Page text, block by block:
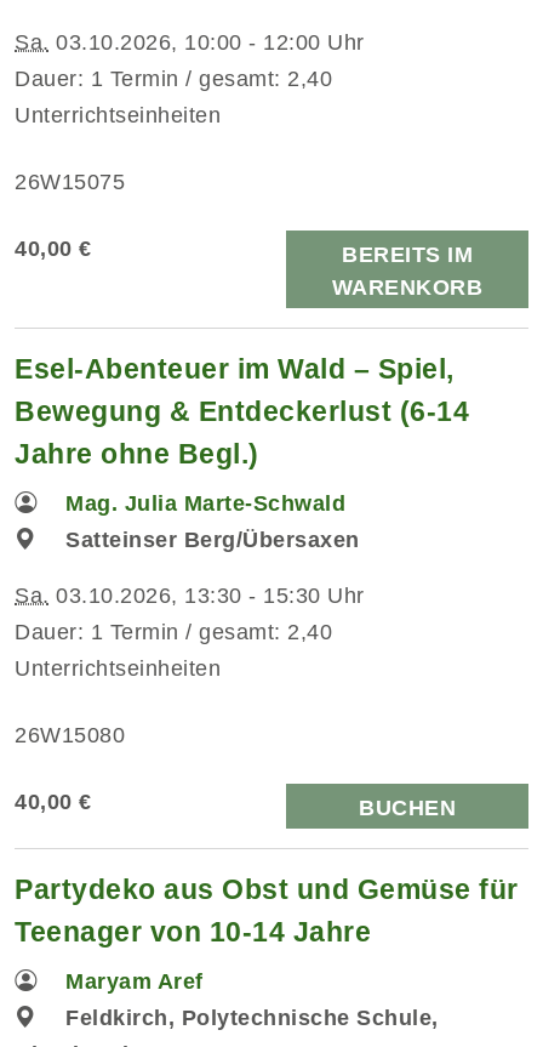
Sa. 03.10.2026, 10:00 - 12:00 Uhr
Dauer: 1 Termin / gesamt: 2,40
Unterrichtseinheiten
26W15075
40,00 €
BEREITS IM
WARENKORB
Esel-Abenteuer im Wald – Spiel,
Bewegung & Entdeckerlust (6-14
Jahre ohne Begl.)
Mag. Julia Marte-Schwald
Satteinser Berg/Übersaxen
Sa. 03.10.2026, 13:30 - 15:30 Uhr
Dauer: 1 Termin / gesamt: 2,40
Unterrichtseinheiten
26W15080
40,00 € BUCHEN
Partydeko aus Obst und Gemüse für
Teenager von 10-14 Jahre
Maryam Aref
Feldkirch, Polytechnische Schule,